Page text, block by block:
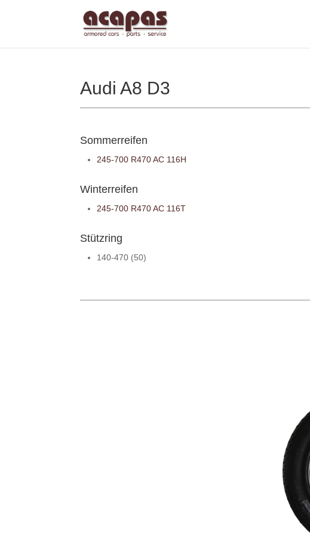
Audi A8 D3
Sommerreifen
245-700 R470 AC 116H
Winterreifen
245-700 R470 AC 116T
Stützring
140-470 (50)